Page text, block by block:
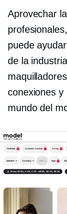
Aprovechar
puede
de la
conexiones y
mundo del